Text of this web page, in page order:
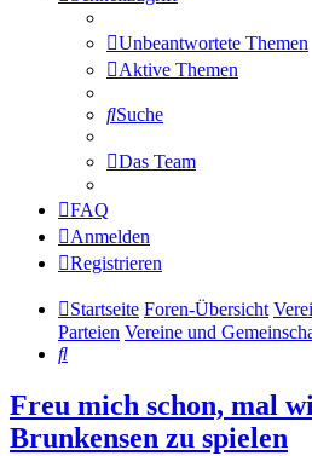
Unbeantwortete Themen
Aktive Themen
Suche
Das Team
FAQ
Anmelden
Registrieren
Startseite Foren-Übersicht
Parteien Vereine und
Suche
Freu mich schon, mal
Brunkensen zu spielen